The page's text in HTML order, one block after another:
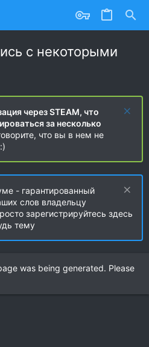
с некоторыми
через STEAM, что
за несколько
что вы в нем не
- гарантированный
слов владельцу
зарегистрируйтесь здесь
тему
was being generated. Please